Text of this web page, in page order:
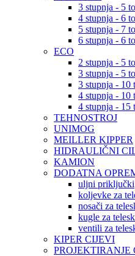
3 stupnja - 5
4 stupnja - 6
5 stupnja - 7
6 stupnja - 6
ECO
2 stupnja - 5
3 stupnja - 5
3 stupnja - 10
4 stupnja - 10
4 stupnja - 15
TEHNOSTROJ
UNIMOG
MEILLER KIPPER
HIDRAULIČNI
KAMION
DODATNA
uljni priključki
koljevke za
nosači za
kugle za
ventili za
KIPER CIJEVI
PROJEKTIRANJE